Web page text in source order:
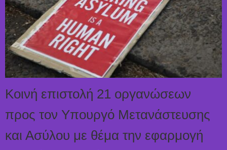
Κοινή επιστολή 21 οργανώσεων
προς τον Υπουργό Μετανάστευσης
και Ασύλου με θέμα την εφαρμογή